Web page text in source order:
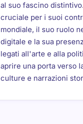
al suo fascino
cruciale per i suoi
mondiale, il suo ruolo
digitale e la sua
legati all'arte e alla
aprire una porta verso
culture e narrazioni